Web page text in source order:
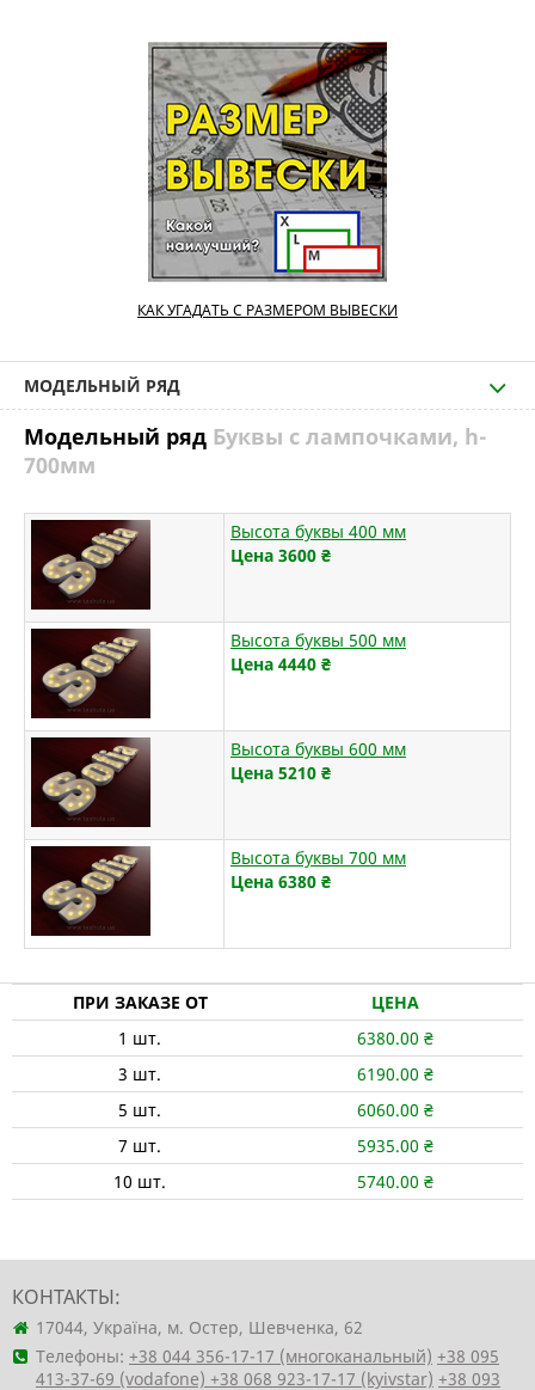
КАК УГАДАТЬ С РАЗМЕРОМ ВЫВЕСКИ
МОДЕЛЬНЫЙ РЯД
Модельный ряд Буквы с лампочками, h-
700мм
Высота буквы 400 мм
Цена 3600 ₴
Высота буквы 500 мм
Цена 4440 ₴
Высота буквы 600 мм
Цена 5210 ₴
Высота буквы 700 мм
Цена 6380 ₴
ПРИ ЗАКАЗЕ ОТ
ЦЕНА
1 шт. 6380.00 ₴
3 шт. 6190.00 ₴
5 шт. 6060.00 ₴
7 шт. 5935.00 ₴
10 шт. 5740.00 ₴
КОНТАКТЫ:
17044, Україна, м. Остер, Шевченка, 62
Телефоны: +38 044 356-17-17 (многоканальный) +38 095
413-37-69 (vodafone) +38 068 923-17-17 (kyivstar) +38 093